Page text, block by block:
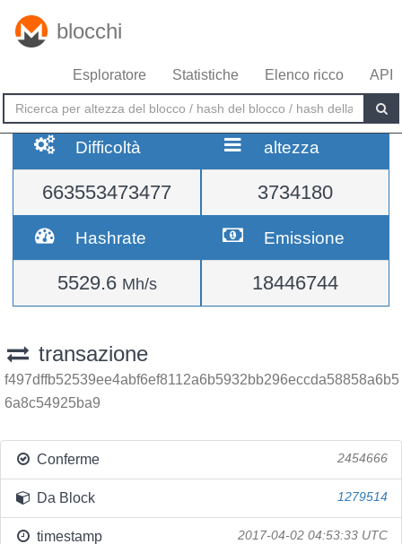
blocchi
Esploratore Statistiche Elenco ricco API
Difficoltà
663553473477
altezza
3734180
Hashrate
5529.6 Mh/s
Emissione
18446744
transazione
f497dffb52539ee4abf6ef8112a6b5932bb296eccda58858a6b5
6a8c54925ba9
Conferme 2454666
Da Block 1279514
timestamp 2017-04-02 04:53:33 UTC